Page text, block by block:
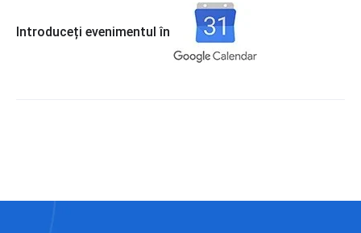
Introduceți evenimentul în